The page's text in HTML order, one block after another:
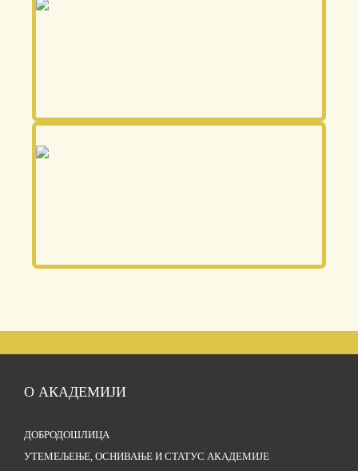
О АКАДЕМИЈИ
ДОБРОДОШЛИЦА
УТЕМЕЉЕЊЕ, ОСНИВАЊЕ И СТАТУС АКАДЕМИЈЕ